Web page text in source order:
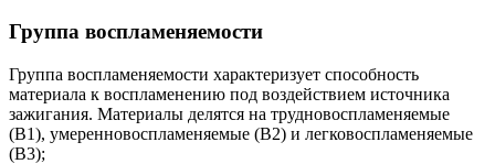
Группа воспламеняемости
Группа воспламеняемости характеризует способность
материала к воспламенению под воздействием источника
зажигания. Материалы делятся на трудновоспламеняемые
(В1), умеренновоспламеняемые (В2) и легковоспламеняемые
(В3);